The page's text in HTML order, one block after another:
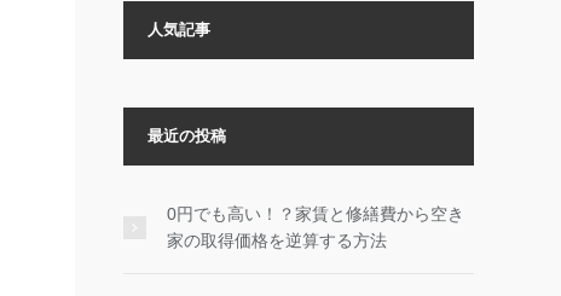
人気記事
最近の投稿
0円でも高い！？家賃と修繕費から空き
家の取得価格を逆算する方法